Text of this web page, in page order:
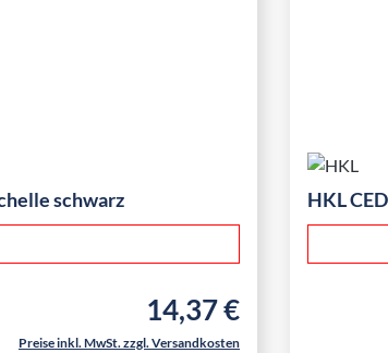
schwarz
Regulärer Preis:
14,37 €
Preise inkl. MwSt. zzgl. Versandkosten
HKL